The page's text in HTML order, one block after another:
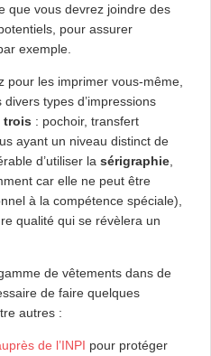
que vous devrez joindre des
pour assurer
exemple.
pour les imprimer vous-même,
types d’impressions
trois : pochoir, transfert
ayant un niveau distinct de
d’utiliser la sérigraphie
car elle ne peut être
à la compétence spéciale),
qualité qui se révèlera un
de vêtements dans de
de faire quelques
autres :
de l’INPI pour protéger